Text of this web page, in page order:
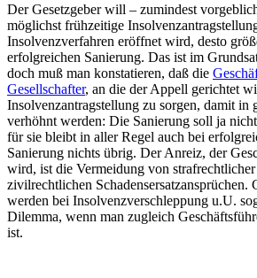
Der Gesetzgeber will – zumindest
möglichst frühzeitige
Insolvenzverfahren eröffnet wird, desto
erfolgreichen Sanierung. Das ist im
doch muß man konstatieren, daß die
Gesellschafter, an die der Appell gerichtet
Insolvenzantragstellung zu sorgen, damit in
verhöhnt werden: Die Sanierung soll ja
für sie bleibt in aller Regel auch bei
Sanierung nichts übrig. Der Anreiz, der
wird, ist die Vermeidung von
zivilrechtlichen Schadensersatzansprüchen.
werden bei Insolvenzverschleppung u.U.
Dilemma, wenn man zugleich
ist.